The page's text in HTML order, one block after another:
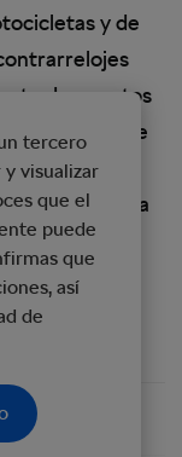
y de
de eventos
vez que
comenzó
de forma
tercero
visualizar
que el
puede
que
así
de